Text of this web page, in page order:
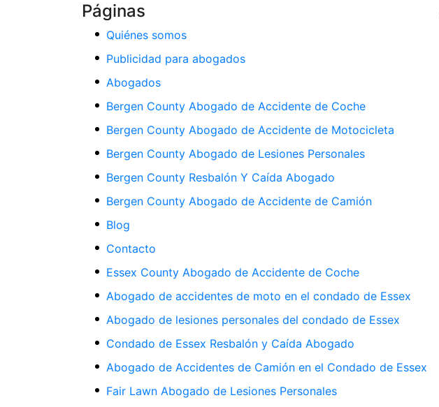
Páginas
Quiénes somos
Publicidad para abogados
Abogados
Bergen County Abogado de Accidente de Coche
Bergen County Abogado de Accidente de Motocicleta
Bergen County Abogado de Lesiones Personales
Bergen County Resbalón Y Caída Abogado
Bergen County Abogado de Accidente de Camión
Blog
Contacto
Essex County Abogado de Accidente de Coche
Abogado de accidentes de moto en el condado de Essex
Abogado de lesiones personales del condado de Essex
Condado de Essex Resbalón y Caída Abogado
Abogado de Accidentes de Camión en el Condado de Essex
Fair Lawn Abogado de Lesiones Personales